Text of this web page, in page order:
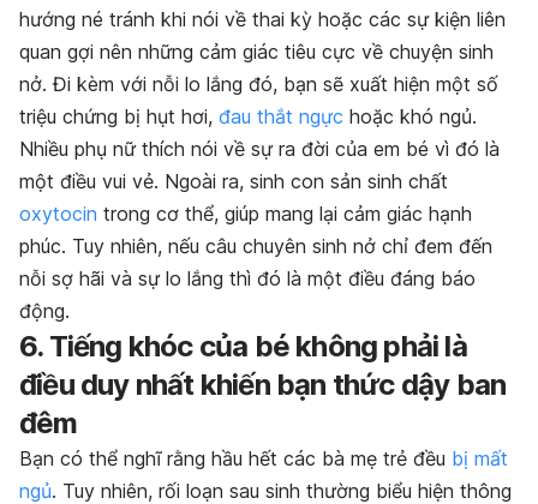
hướng né tránh khi nói về thai kỳ hoặc các sự kiện liên
quan gợi nên những cảm giác tiêu cực về chuyện sinh
nở. Đi kèm với nỗi lo lắng đó, bạn sẽ xuất hiện một số
triệu chứng bị hụt hơi, đau thắt ngực hoặc khó ngủ.
Nhiều phụ nữ thích nói về sự ra đời của em bé vì đó là
một điều vui vẻ. Ngoài ra, sinh con sản sinh chất
oxytocin trong cơ thể, giúp mang lại cảm giác hạnh
phúc. Tuy nhiên, nếu câu chuyên sinh nở chỉ đem đến
nỗi sợ hãi và sự lo lắng thì đó là một điều đáng báo
động.
6. Tiếng khóc của bé không phải là
điều duy nhất khiến bạn thức dậy ban
đêm
Bạn có thể nghĩ rằng hầu hết các bà mẹ trẻ đều bị mất
ngủ. Tuy nhiên, rối loạn sau sinh thường biểu hiện thông